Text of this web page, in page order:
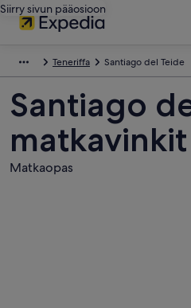
Siirry sivun pääosioon
Teneriffa Santiago del Teide
Santiago
matkavinkit
Matkaopas